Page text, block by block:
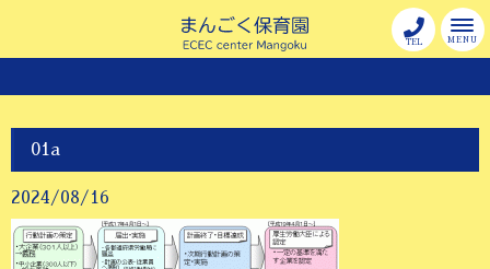
MENU
TEL
01a
2024/08/16